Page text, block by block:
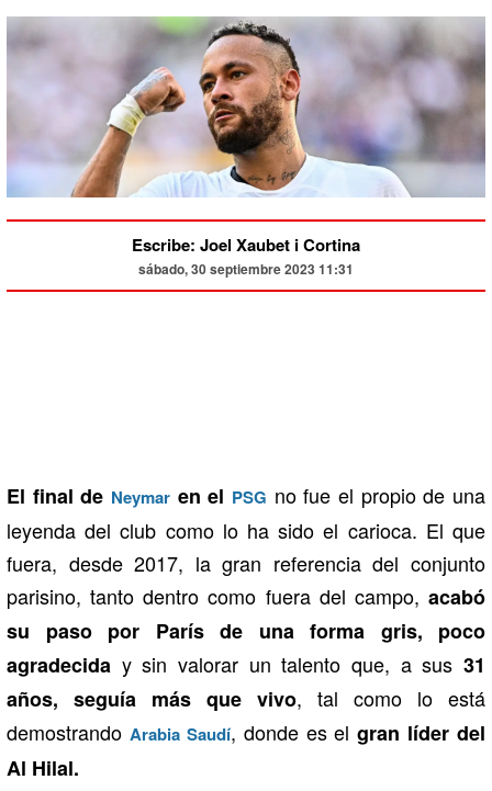
Escribe: Joel Xaubet i Cortina
sábado, 30 septiembre 2023 11:31
El final de Neymar en el PSG no fue el propio de una
leyenda del club como lo ha sido el carioca. El que
fuera, desde 2017, la gran referencia del conjunto
parisino, tanto dentro como fuera del campo, acabó
su paso por París de una forma gris, poco
agradecida y sin valorar un talento que, a sus 31
años, seguía más que vivo, tal como lo está
demostrando Arabia Saudí, donde es elgran líder del
Al Hilal.